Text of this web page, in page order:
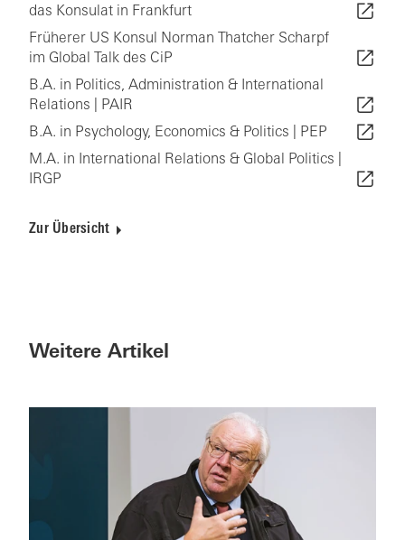
das Konsulat in Frankfurt
Früherer US Konsul Norman Thatcher Scharpf
im Global Talk des CiP
B.A. in Politics, Administration & International
Relations | PAIR
B.A. in Psychology, Economics & Politics | PEP
M.A. in International Relations & Global Politics |
IRGP
Zur Übersicht
Weitere Artikel